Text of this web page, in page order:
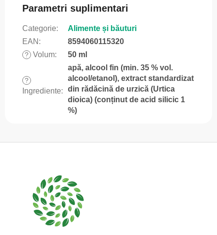
Parametri suplimentari
Categorie:
Alimente și băuturi
EAN : 8594060115320
? Volum: 50 ml
?
Ingrediente:
apă, alcool fin (min. 35 % vol.
alcool/etanol), extract standardizat
din rădăcină de urzică (Urtica
dioica) (conținut de acid silicic 1
%)